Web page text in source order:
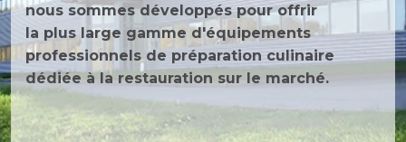
nous sommes développés pour offrir
la plus large gamme d'équipements
professionnels de préparation culinaire
dédiée à la restauration sur le marché.